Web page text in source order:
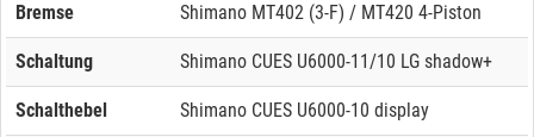
Bremse Shimano MT402 (3-F) / MT420 4-Piston
Schaltung Shimano CUES U6000-11/10 LG shadow+
Schalthebel Shimano CUES U6000-10 display